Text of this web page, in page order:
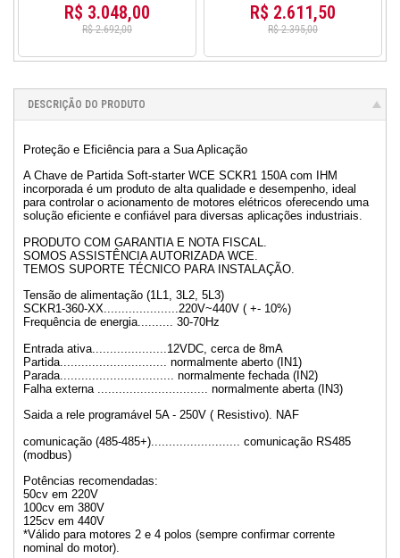
R$ 3.048,00
R$ 2.692,00
R$ 2.611,50
R$ 2.395,00
DESCRIÇÃO DO PRODUTO
Proteção e Eficiência para a Sua Aplicação
A Chave de Partida Soft-starter WCE SCKR1 150A com IHM
incorporada é um produto de alta qualidade e desempenho, ideal
para controlar o acionamento de motores elétricos oferecendo uma
solução eficiente e confiável para diversas aplicações industriais.
PRODUTO COM GARANTIA E NOTA FISCAL.
SOMOS ASSISTÊNCIA AUTORIZADA WCE.
TEMOS SUPORTE TÉCNICO PARA INSTALAÇÃO.
Tensão de alimentação (1L1, 3L2, 5L3)
SCKR1-360-XX.....................220V~440V ( +- 10%)
Frequência de energia.......... 30-70Hz
Entrada ativa.....................12VDC, cerca de 8mA
Partida.............................. normalmente aberto (IN1)
Parada................................ normalmente fechada (IN2)
Falha externa ............................... normalmente aberta (IN3)
Saida a rele programável 5A - 250V ( Resistivo). NAF
comunicação (485-485+)......................... comunicação RS485
(modbus)
Potências recomendadas:
50cv em 220V
100cv em 380V
125cv em 440V
*Válido para motores 2 e 4 polos (sempre confirmar corrente
nominal do motor).